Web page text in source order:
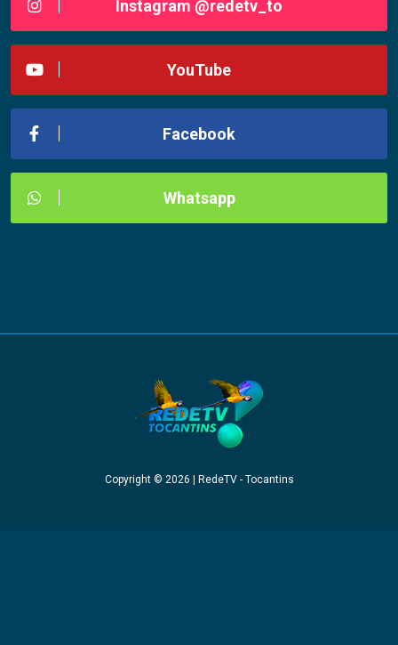
Instagram @redetv_to
YouTube
Facebook
Whatsapp
Copyright © 2026 | RedeTV - Tocantins